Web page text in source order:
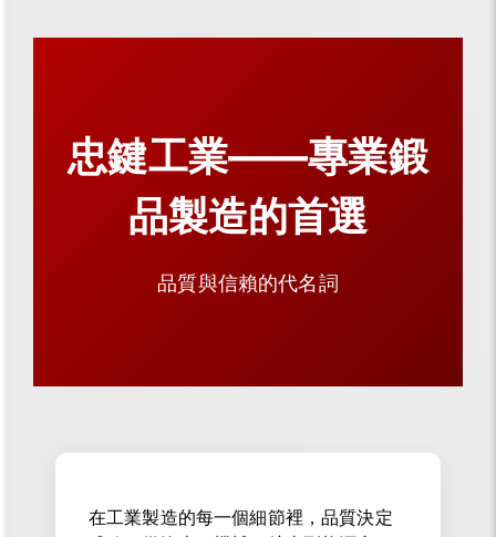
忠鍵工業——專業鍛
品製造的首選
品質與信賴的代名詞
在工業製造的每一個細節裡，品質決定